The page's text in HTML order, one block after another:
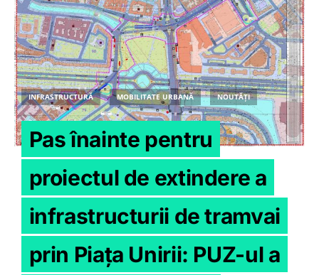
INFRASTRUCTURĂ MOBILITATE URBANĂ NOUTĂȚI
Pas înainte pentru
proiectul de extindere a
infrastructurii de tramvai
prin Piața Unirii: PUZ-ul a